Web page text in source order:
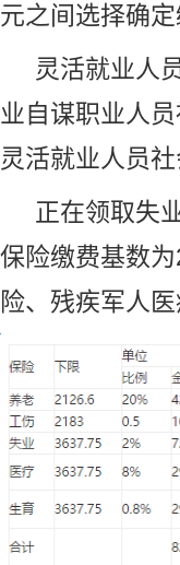
元之间选择确定
灵活就业人
业自谋职业人
灵活就业人员
正在领取失
保险缴费基数
险、残疾军人